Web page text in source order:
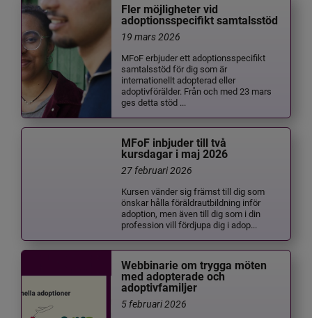
Fler möjligheter vid
adoptionsspecifikt samtalsstöd
19 mars 2026
MFoF erbjuder ett adoptionsspecifikt
samtalsstöd för dig som är
internationellt adopterad eller
adoptivförälder. Från och med 23 mars
ges detta stöd ...
MFoF inbjuder till två
kursdagar i maj 2026
27 februari 2026
Kursen vänder sig främst till dig som
önskar hålla föräldrautbildning inför
adoption, men även till dig som i din
profession vill fördjupa dig i adop...
Webbinarie om trygga möten
med adopterade och
adoptivfamiljer
5 februari 2026